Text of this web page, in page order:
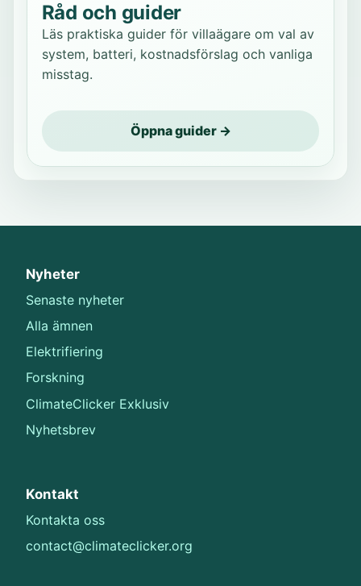
Råd och guider
Läs praktiska guider för villaägare om val av
system, batteri, kostnadsförslag och vanliga
misstag.
Öppna guider →
Nyheter
Senaste nyheter
Alla ämnen
Elektrifiering
Forskning
ClimateClicker Exklusiv
Nyhetsbrev
Kontakt
Kontakta oss
contact@climateclicker.org